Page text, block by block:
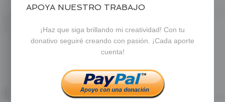
blogrecursosep
en
Facebook
recursosep
en
Twitter
recursosep
en
Instagram
APOYA NUESTRO TRABAJO
¡Haz que siga brillando mi creatividad! Con tu
donativo seguiré creando con pasión. ¡Cada aporte
cuenta!